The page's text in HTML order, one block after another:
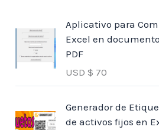
Aplicativo para
Excel en
PDF
USD $ 70
Generador de
de activos fijos en